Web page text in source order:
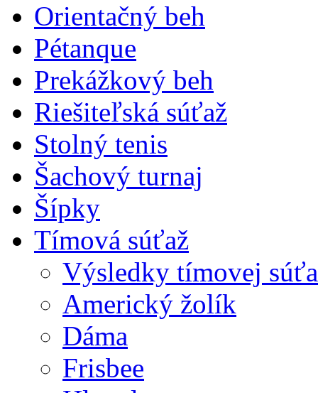
Orientačný beh
Pétanque
Prekážkový beh
Riešiteľská súťaž
Stolný tenis
Šachový turnaj
Šípky
Tímová súťaž
Výsledky tímovej
Americký žolík
Dáma
Frisbee